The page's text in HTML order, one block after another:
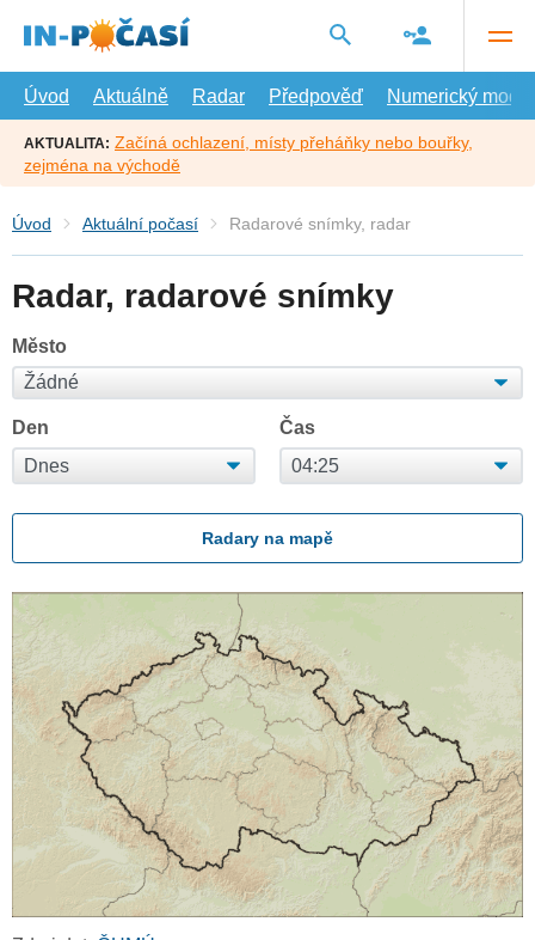
hlavní
Úvod
Aktuálně Radar Předpověď Numerický model
AKTUALITA: Začíná ochlazení, místy přeháňky nebo bouřky,
zejména na východě
Úvod Aktuální počasí Radarové snímky, radar
Radar, radarové snímky
Město
Den Čas
Radary na mapě